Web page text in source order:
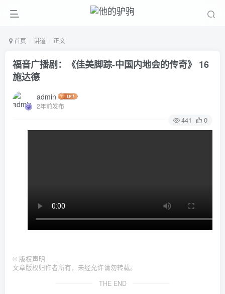
首页 讲道 正文
福音广播剧：《佳美脚踪-中国内地会的传奇》 16
施达德
admin
2年前发布
441 0
© 版权声明
文章版权归作者所有，未经允许请勿转载。
THE END